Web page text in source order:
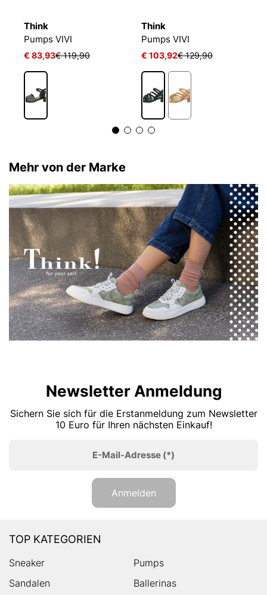
Think
Pumps VIVI
€ 83,93€ 119,90
Think
Pumps VIVI
€ 103,92€ 129,90
Mehr von der Marke
Newsletter Anmeldung
Sichern Sie sich für die Erstanmeldung zum Newsletter
10 Euro für Ihren nächsten Einkauf!
E-Mail-Adresse (*)
Anmelden
TOP KATEGORIEN
Sneaker
Pumps
Sandalen
Ballerinas